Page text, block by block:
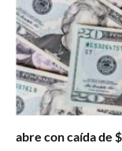
abre con caída de